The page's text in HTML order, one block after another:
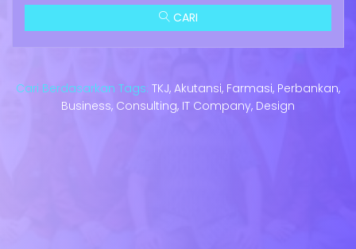
CARI
Cari Berdasarkan Tags: TKJ, Akutansi, Farmasi, Perbankan,
Business, Consulting, IT Company, Design